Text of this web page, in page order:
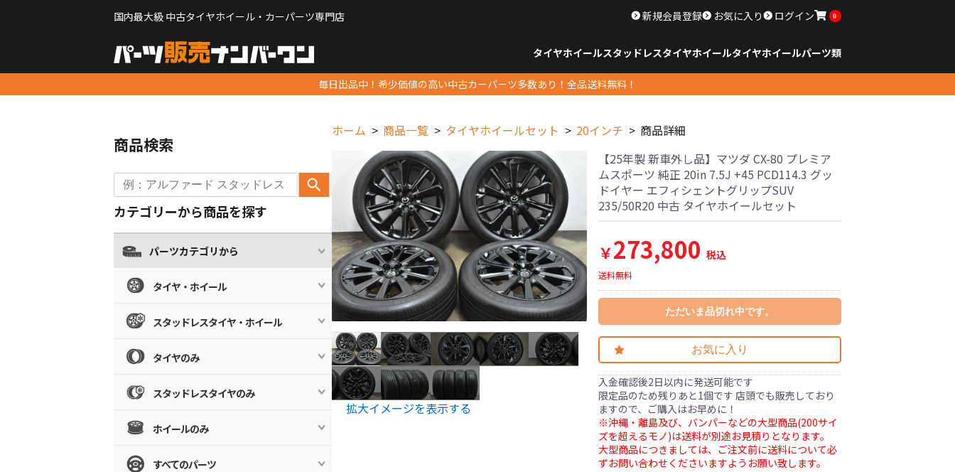
国内最大級 中古タイヤホイール・カーパーツ専門店 新規会員登録 お気に入り ログイン 0
タイヤホイールスタッドレスタイヤホイールタイヤホイールパーツ類
毎日出品中！希少価値の高い中古カーパーツ多数あり！全品送料無料！
ホーム 商品一覧 タイヤホイールセット 20インチ 商品詳細
拡大イメージを表示する
【25年製 新車外し品】マツダ CX-80 プレミア
ムスポーツ 純正 20in 7.5J +45 PCD114.3 グッ
ドイヤー エフィシェントグリップSUV
235/50R20 中古 タイヤホイールセット
￥273,800 税込
送料無料
ただいま品切れ中です。
お気に入り
入金確認後2日以内に発送可能です
限定品のため残りあと1個です 店頭でも販売しており
ますので、ご購入はお早めに！
※沖縄・離島及び、バンパーなどの大型商品(200サイ
ズを超えるモノ)は送料が別途お見積りとなります。
大型商品につきましては、ご注文前に送料について必
ずお問い合わせくださいますようお願い致します。
商品検索
カテゴリーから商品を探す
パーツカテゴリから
タイヤ・ホイール
スタッドレスタイヤ・ホイール
タイヤのみ
スタッドレスタイヤのみ
ホイールのみ
すべてのパーツ